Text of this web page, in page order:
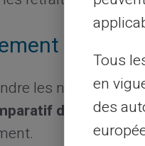
les nuances
détaillé.Il
Tous
en
des